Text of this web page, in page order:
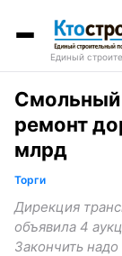
Единый
Смольный
ремонт
млрд
Торги
Дирекция
объявила 4
Закончить надо